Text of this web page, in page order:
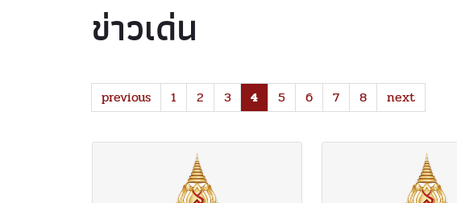
ข่าวเด่น
previous 1 2 3 4 5 6 7 8 next